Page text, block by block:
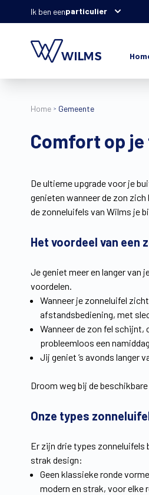
Ik ben eenparticulier
Home Gemeente
Comfort op
De ultieme upgrade voor je
genieten wanneer de zon
de zonneluifels van Wilms je
Het voordeel van een
Je geniet meer en langer van
voordelen.
Wanneer je zonneluifel
afstandsbediening, met
Wanneer de zon fel schijnt,
probleemloos een
Jij geniet ’s avonds langer
Droom weg bij de
Onze types
Er zijn drie types
strak design:
Geen klassieke ronde
modern en strak, voor elke